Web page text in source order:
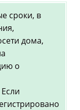
сроки, в
дома,
о